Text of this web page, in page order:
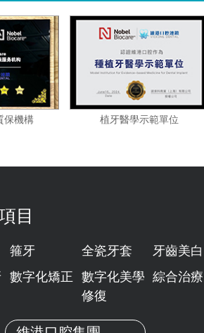
全球質保機構 植牙醫學示範單位
目
箍牙 全瓷牙套 牙齒美白
數字化矯正
數字化美學
修復
綜合治療